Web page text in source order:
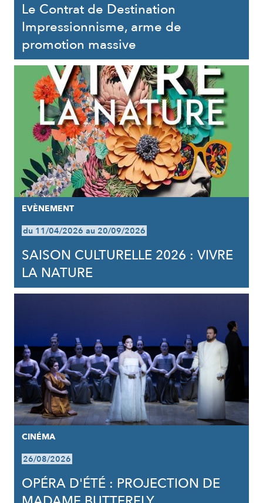
Le Contrat de Destination
Impressionnisme, arme de
promotion massive
EVÈNEMENT
du 11/04/2026 au 20/09/2026
SAISON CULTURELLE 2026 : VIVRE
LA NATURE
CINÉMA
26/08/2026
OPÉRA D'ÉTÉ : PROJECTION DE